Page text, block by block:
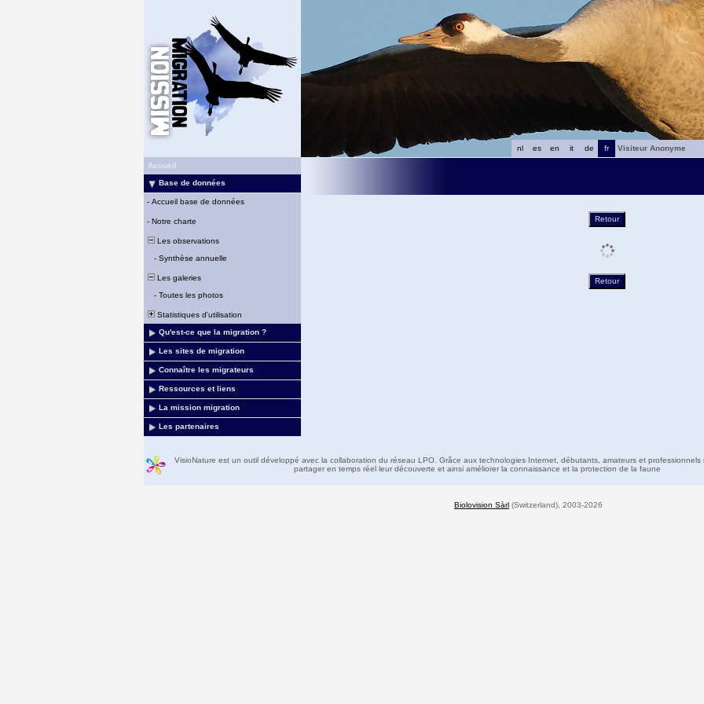
fr
de
it
en
es
nl
Visiteur Anonyme
Accueil
Base de données
- Accueil base de données
- Notre charte
Les observations
- Synthèse annuelle
Les galeries
- Toutes les photos
Statistiques d'utilisation
Qu'est-ce que la migration ?
Les sites de migration
Connaître les migrateurs
Ressources et liens
La mission migration
Les partenaires
VisioNature est un outil développé avec la collaboration du réseau LPO. Grâce aux technologies Internet, débutants, amateurs et professionnels
partager en temps réel leur découverte et ainsi améliorer la connaissance et la protection de la faune
Biolovision Sàrl (Switzerland), 2003-2026